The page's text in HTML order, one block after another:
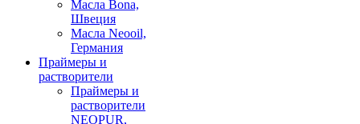
Масла Bona,
Швеция
Масла Neooil,
Германия
Праймеры и
растворители
Праймеры и
растворители
NEOPUR,